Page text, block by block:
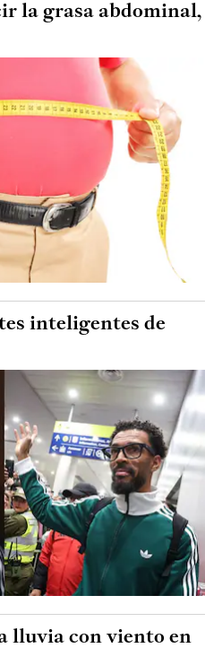
la grasa abdominal,
inteligentes de
lluvia con viento en